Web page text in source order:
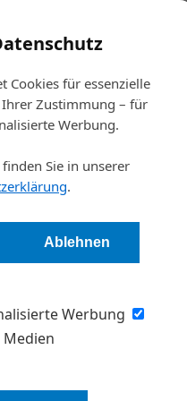
Cookies für essenzielle
Zustimmung – für
Werbung.
Sie in unserer
.
Ablehnen
Werbung
Medien